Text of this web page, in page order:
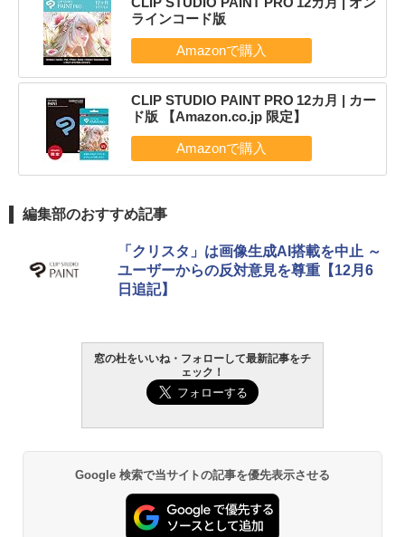
ラインコード版
CLIP STUDIO PAINT PRO 12カ月 | カー
ド版 【Amazon.co.jp 限定】
編集部のおすすめ記事
「クリスタ」は画像生成AI搭載を中止 ～
ユーザーからの反対意見を尊重【12月6
日追記】
窓の杜をいいね・フォローして最新記事をチ
ェック！
Google 検索で当サイトの記事を優先表示させる